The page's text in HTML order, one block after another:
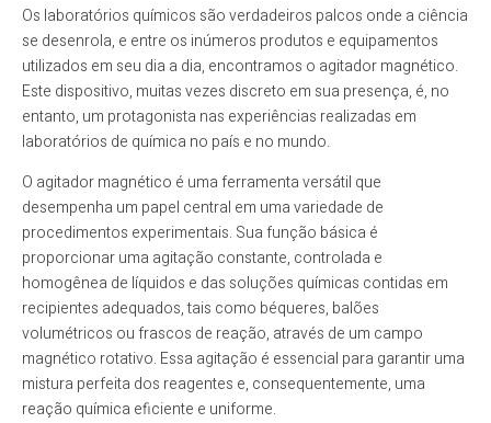
Os laboratórios químicos são verdadeiros palcos onde a ciência
se desenrola, e entre os inúmeros produtos e equipamentos
utilizados em seu dia a dia, encontramos o agitador magnético.
Este dispositivo, muitas vezes discreto em sua presença, é, no
entanto, um protagonista nas experiências realizadas em
laboratórios de química no país e no mundo.
O agitador magnético é uma ferramenta versátil que
desempenha um papel central em uma variedade de
procedimentos experimentais. Sua função básica é
proporcionar uma agitação constante, controlada e
homogênea de líquidos e das soluções químicas contidas em
recipientes adequados, tais como béqueres, balões
volumétricos ou frascos de reação, através de um campo
magnético rotativo. Essa agitação é essencial para garantir uma
mistura perfeita dos reagentes e, consequentemente, uma
reação química eficiente e uniforme.